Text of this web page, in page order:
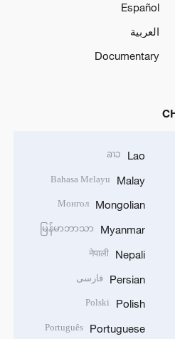
Español
العربية
Documentary
Lao
ລາວ
Malay
Bahasa Melayu
Mongolian
Монгол
Myanmar
မြန်မာဘာသာ
Nepali
नेपाली
Persian فارسی
Polish
Polski
Portuguese
Português